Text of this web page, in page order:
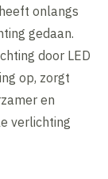
onlangs
gedaan.
door LED
op, zorgt
en
verlichting